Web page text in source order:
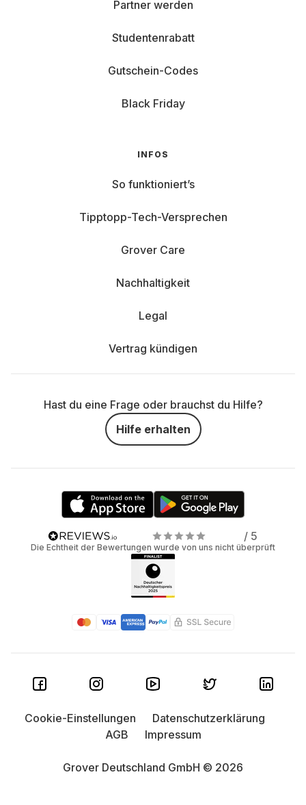
Partner werden
Studentenrabatt
Gutschein-Codes
Black Friday
INFOS
So funktioniert’s
Tipptopp-Tech-Versprechen
Grover Care
Nachhaltigkeit
Legal
Vertrag kündigen
Hast du eine Frage oder brauchst du Hilfe?
Hilfe erhalten
/ 5
Die Echtheit der Bewertungen wurde von uns nicht überprüft
Grover Deutschland GmbH © 2026
Cookie-Einstellungen
Datenschutzerklärung
AGB
Impressum